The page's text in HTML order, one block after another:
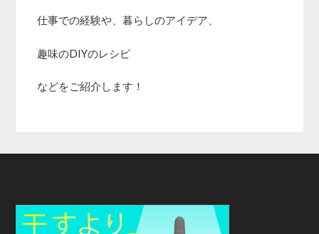
仕事での経験や、暮らしのアイデア、
趣味のDIYのレシピ
などをご紹介します！